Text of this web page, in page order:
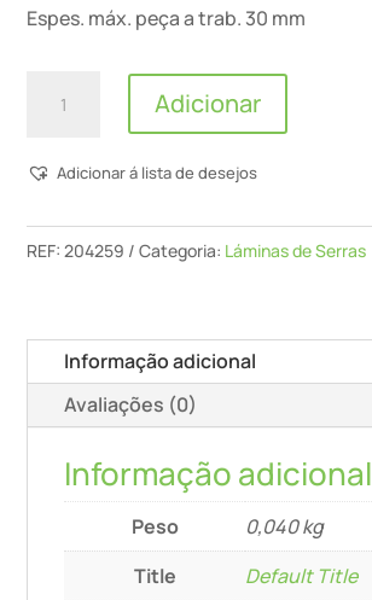
Espes. máx. peça a trab. 30 mm
Quantidade
De
Tico-
75/2,5
R/5
Adicionar
Adicionar á lista de desejos
REF:204259 Categoria: Láminas de Serras
Informação adicional
Avaliações (0)
Informação adicional
Peso
0,040 kg
Title
Default Title